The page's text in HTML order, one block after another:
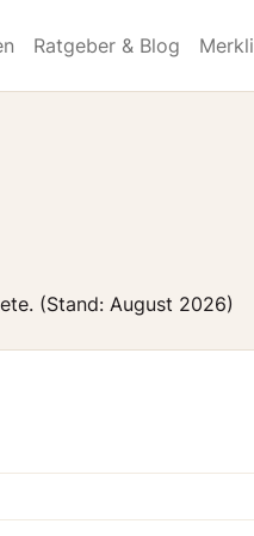
Ratgeber & Blog
(Stand: August 2026)